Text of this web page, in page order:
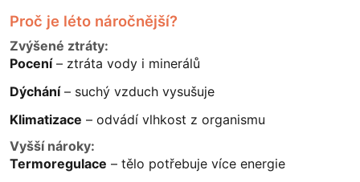
Proč je léto náročnější?
Zvýšené ztráty:
Pocení– ztráta vody i minerálů
Dýchání– suchý vzduch vysušuje
Klimatizace – odvádí vlhkost z organismu
Vyšší nároky:
Termoregulace – tělo potřebuje více energie